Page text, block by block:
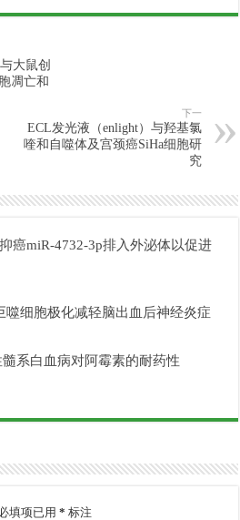
大鼠创
凋亡和
下一
ECL发光液（enlight）与羟基氯
喹和自噬体及宫颈癌SiHa细胞研
究
癌miR-4732-3p排入外泌体以促进
噬细胞极化减轻脑出血后神经炎症
系白血病对阿霉素的耐药性
填项已用* 标注